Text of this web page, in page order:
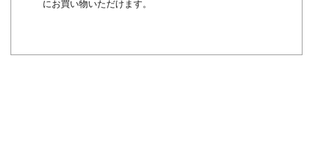
にお買い物いただけます。